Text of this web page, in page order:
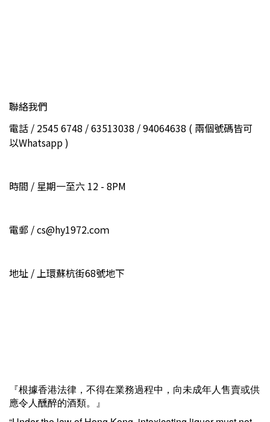
聯絡我們
電話 / 2545 6748 / 63513038 / 94064638 ( 兩個號碼皆可
以Whatsapp )
時間 / 星期一至六 12 - 8PM
電郵 / cs@hy1972.coｍ
地址 / 上環蘇杭街68號地下
『根據香港法律，不得在業務過程中，向未成年人售賣或供
應令人醺醉的酒類。』